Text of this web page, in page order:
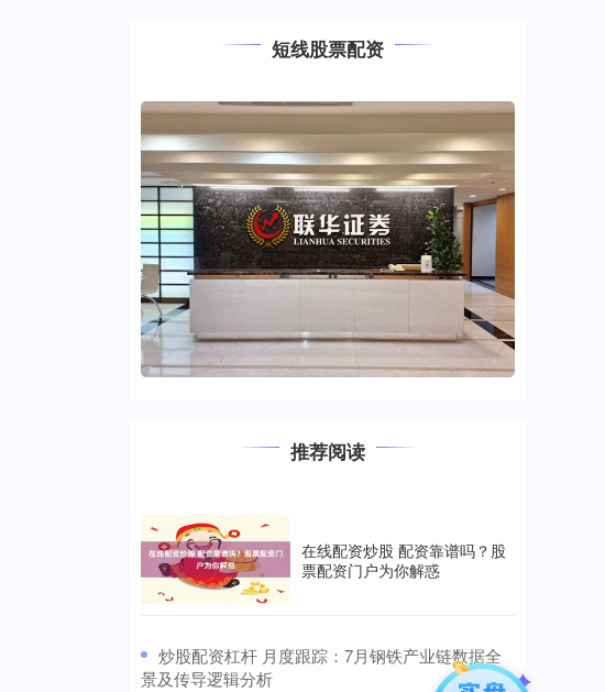
短线股票配资
推荐阅读
在线配资炒股 配资靠谱吗？股
票配资门户为你解惑
​炒股配资杠杆 月度跟踪：7月钢铁产业链数据全
景及传导逻辑分析